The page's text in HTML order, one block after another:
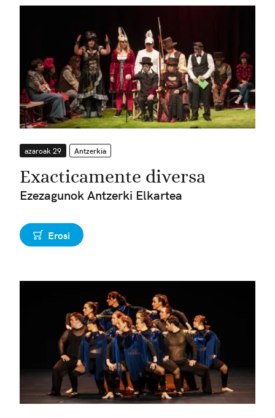
azaroak 29 Antzerkia
Exacticamente diversa
Ezezagunok Antzerki Elkartea
Erosi